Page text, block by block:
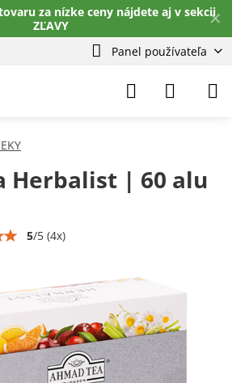
✕
za nízke ceny nájdete aj v sekcii
ZĽAVY
Panel používateľa
Herbalist | 60 alu
5/5 (4x)